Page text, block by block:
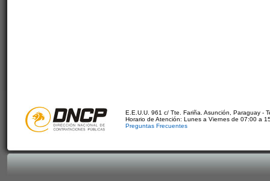
E.E.U.U. 961 c/ Tte. Fariña. Asunción, Paraguay -
Horario de Atención: Lunes a Viernes de 07:00 a
Preguntas Frecuentes